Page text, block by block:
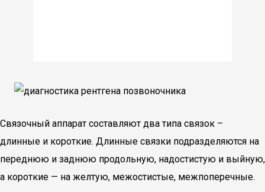
Связочный аппарат составляют два типа связок –
длинные и короткие. Длинные связки подразделяются на
переднюю и заднюю продольную, надостистую и выйную,
а короткие — на желтую, межостистые, межпоперечные.